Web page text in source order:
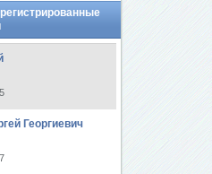
Георгиевич